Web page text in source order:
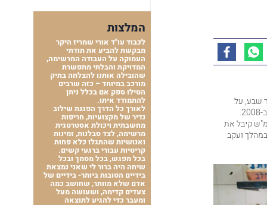
שבע, על
פציעה בברכיים כתוצאה מתנאי שירותו ארוך השנים, וכי מצבו החמיר בשל שני אירועי פציעה שעבר ב-2008.
קיבל את
ועקב
המלצות
לכבוד עו"ד אורי שמריז היקר
מבקשת להביע את תודתי
העמוקה על העבודה המרשימה,
המדויקת והבלתי מתפשרת
שהובילה אותנו להצלחה בתיק
מורכב במיוחד – כזה שרבים
הטילו ספק אם בכלל ניתן
להתמודד איתו.
לאורך כל הדרך הפגנת שילוב
נדיר של מקצועיות, חריפות
מחשבתית ויכולת אסטרטגית
מרשימה, לצד סבלנות, זמינות
ואנושיות שהתגלו כלא פחות
קריטיות עבורי ברגעי קשים.
בכל מפגש, בכל מסמך ובכל
שיחה היה ברור לי שאני נמצאת
בידיים הטובות ביותר- בידיים של
אדם שלא מוותר, שחושב כמה
צעדים קדימה, ושעושה מעל
ומעבר כדי להגיע לתוצאה